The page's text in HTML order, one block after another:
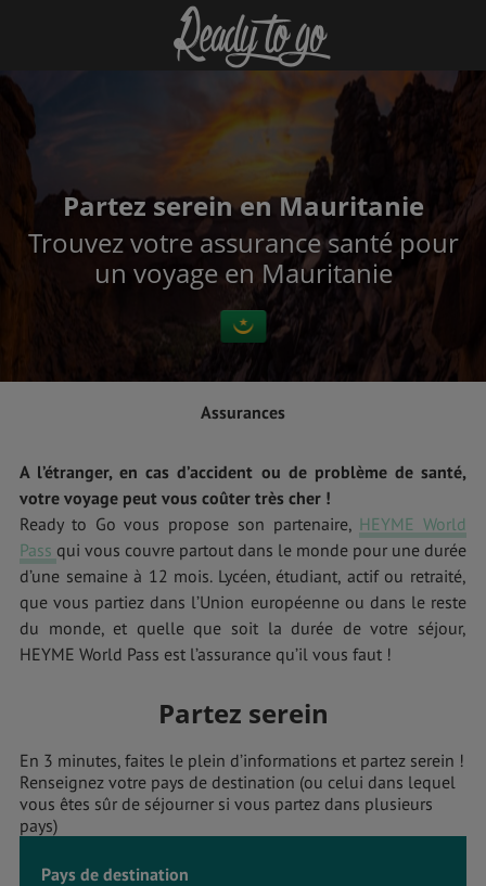
Partez serein en Mauritanie
Trouvez votre assurance santé pour
un voyage en Mauritanie
Assurances
A l’étranger, en cas d’accident ou de problème de santé,
votre voyage peut vous coûter très cher !
Ready to Go vous propose son partenaire, HEYME World
Pass qui vous couvre partout dans le monde pour une durée
d’une semaine à 12 mois. Lycéen, étudiant, actif ou retraité,
que vous partiez dans l’Union européenne ou dans le reste
du monde, et quelle que soit la durée de votre séjour,
HEYME World Pass est l’assurance qu’il vous faut !
Partez serein
En 3 minutes, faites le plein d’informations et partez serein !
Renseignez votre pays de destination (ou celui dans lequel
vous êtes sûr de séjourner si vous partez dans plusieurs
pays)
Pays de destination